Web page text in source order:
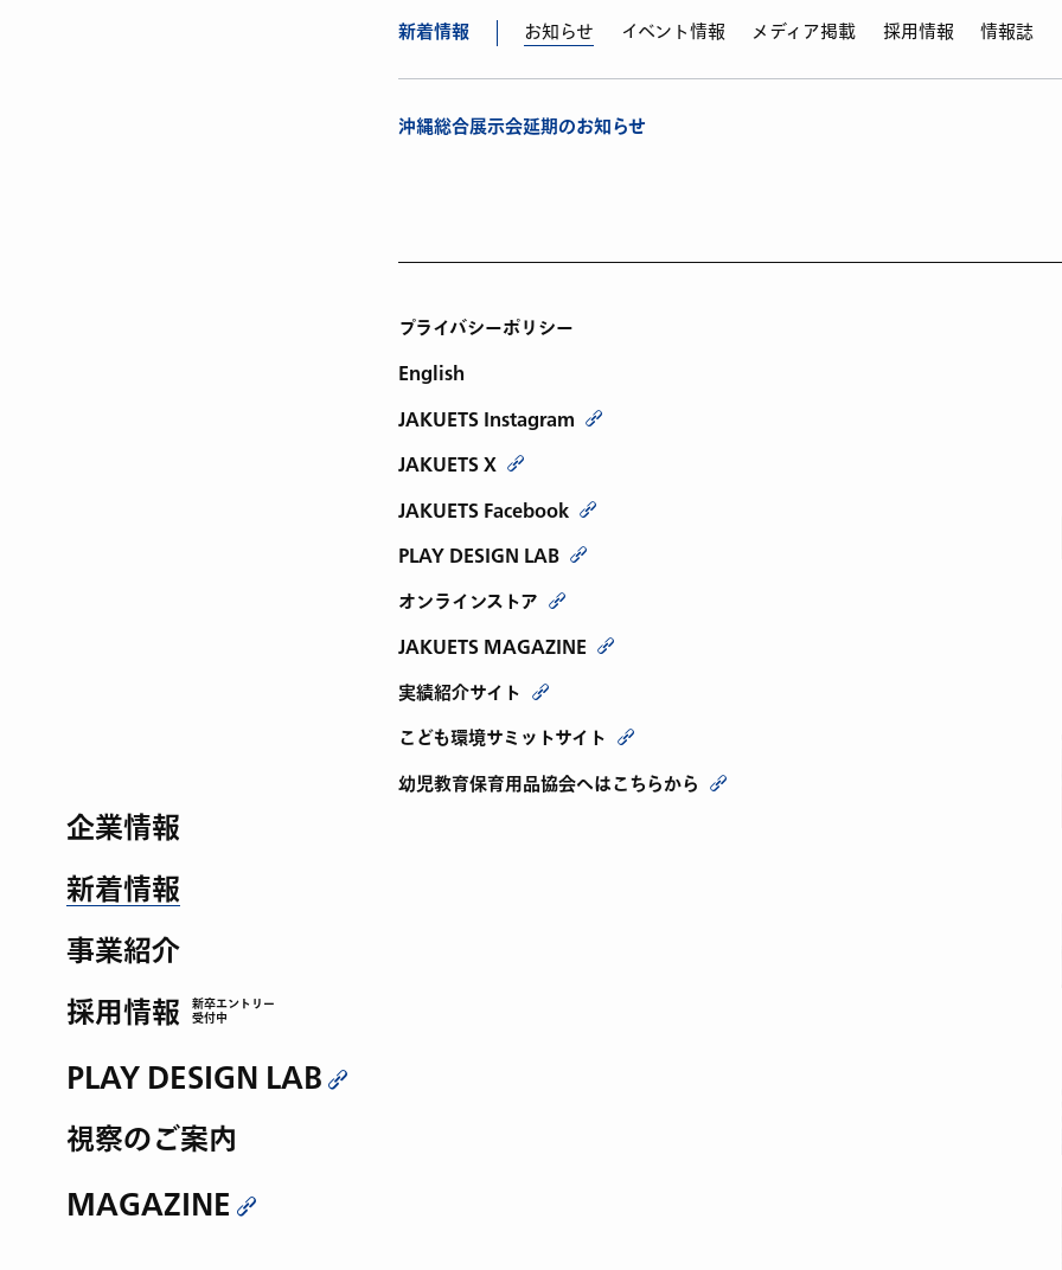
企業情報
新着情報
事業紹介
採用情報
新卒エントリー
受付中
PLAY DESIGN LAB
視察のご案内
MAGAZINE
新着情報 お知らせ イベント情報 メディア掲載 採用情報 情報誌
沖縄総合展示会延期のお知らせ
プライバシーポリシー
English
JAKUETS Instagram
JAKUETS X
JAKUETS Facebook
PLAY DESIGN LAB
オンラインストア
JAKUETS MAGAZINE
実績紹介サイト
こども環境サミットサイト
幼児教育保育用品協会へはこちらから